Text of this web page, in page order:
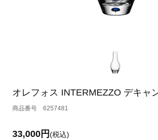
オレフォス INTERMEZZO デキャ
6257481
33,000円(税込)